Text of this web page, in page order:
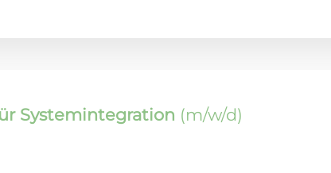
Systemintegration (m/w/d)